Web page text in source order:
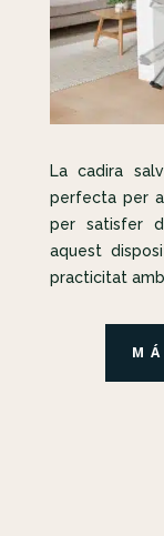
La cadira
perfecta per
per satisfer
aquest
practicitat